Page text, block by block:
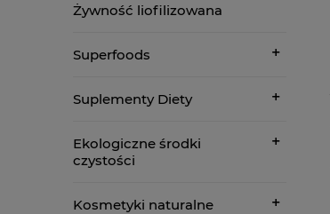
Żywność liofilizowana
Superfoods
Suplementy Diety
Ekologiczne środki
czystości
Kosmetyki naturalne